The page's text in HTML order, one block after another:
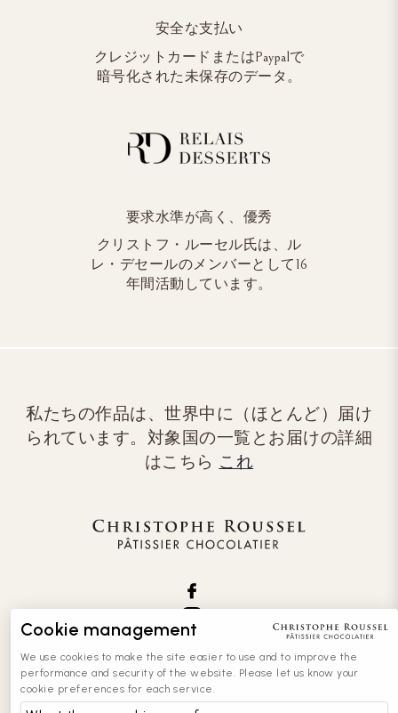
安全な支払い
クレジットカードまたはPaypalで
暗号化された未保存のデータ。
要求水準が高く、優秀
クリストフ・ルーセル氏は、ル
レ・デセールのメンバーとして16
年間活動しています。
私たちの作品は、世界中に（ほとんど）届け
られています。対象国の一覧とお届けの詳細
はこちら これ
Cookie management
We use cookies to make the site easier to use and to improve the
performance and security of the website. Please let us know your
cookie preferences for each service.